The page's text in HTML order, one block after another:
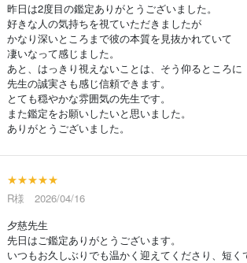
昨日は2度目の鑑定ありがとうございました。
好きな人の気持ちを視ていただきましたが
かなり深いところまで彼の本質を見抜かれていて
凄いなって感じました。
あと、はっきり視えないことは、そう仰るところに
先生の誠実さも感じ信頼できます。
とても穏やかな雰囲気の先生です。
また鑑定をお願いしたいと思いました。
ありがとうございました。
★★★★★
R様 2026/04/16
夕慈先生
先日はご鑑定ありがとうございます。
いつもお久しぶりでも温かく迎えてくださり、短く